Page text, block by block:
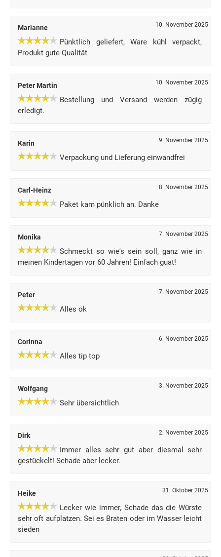
Marianne 10. November 2025
Pünktlich geliefert, Ware kühl verpackt,
Produkt gute Qualität
Peter Martin 10. November 2025
Bestellung und Versand werden zügig
erledigt.
Karin 9. November 2025
Verpackung und Lieferung einwandfrei
Carl-Heinz 8. November 2025
Paket kam pünklich an. Danke
Monika 7. November 2025
Schmeckt so wie's sein soll, ganz wie in
meinen Kindertagen vor 60 Jahren! Einfach guat!
Peter 7. November 2025
Alles ok
Corinna 6. November 2025
Alles tip top
Wolfgang 3. November 2025
Sehr übersichtlich
Dirk 2. November 2025
Immer alles sehr gut aber diesmal sehr
gestückelt! Schade aber lecker.
Heike 31. Oktober 2025
Lecker wie immer, Schade das die Würste
sehr oft aufplatzen. Sei es Braten oder im Wasser leicht
sieden